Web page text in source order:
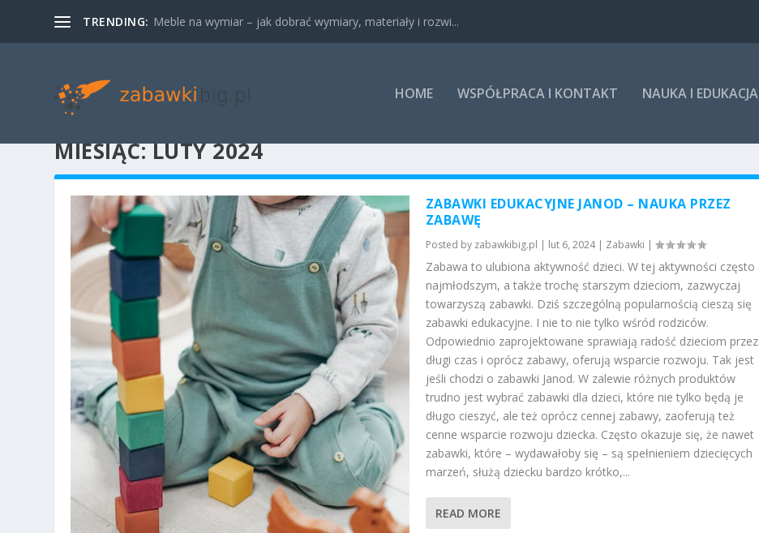
TRENDING: Meble na wymiar – jak dobrać wymiary, materiały i rozwi...
HOME WSPÓŁPRACA I KONTAKT NAUKA I EDUKACJA
MIESIĄC:LUTY 2024
ZABAWKI EDUKACYJNE JANOD – NAUKA PRZEZ
ZABAWĘ
Posted by zabawkibig.pl | lut 6, 2024| Zabawki |
Zabawa to ulubiona aktywność dzieci. W tej aktywności często
najmłodszym, a także trochę starszym dzieciom, zazwyczaj
towarzyszą zabawki. Dziś szczególną popularnością cieszą się
zabawki edukacyjne. I nie to nie tylko wśród rodziców.
Odpowiednio zaprojektowane sprawiają radość dzieciom przez
długi czas i oprócz zabawy, oferują wsparcie rozwoju. Tak jest
jeśli chodzi o zabawki Janod. W zalewie różnych produktów
trudno jest wybrać zabawki dla dzieci, które nie tylko będą je
długo cieszyć, ale też oprócz cennej zabawy, zaoferują też
cenne wsparcie rozwoju dziecka. Często okazuje się, że nawet
zabawki, które – wydawałoby się – są spełnieniem dziecięcych
marzeń, służą dziecku bardzo krótko,...
READ MORE